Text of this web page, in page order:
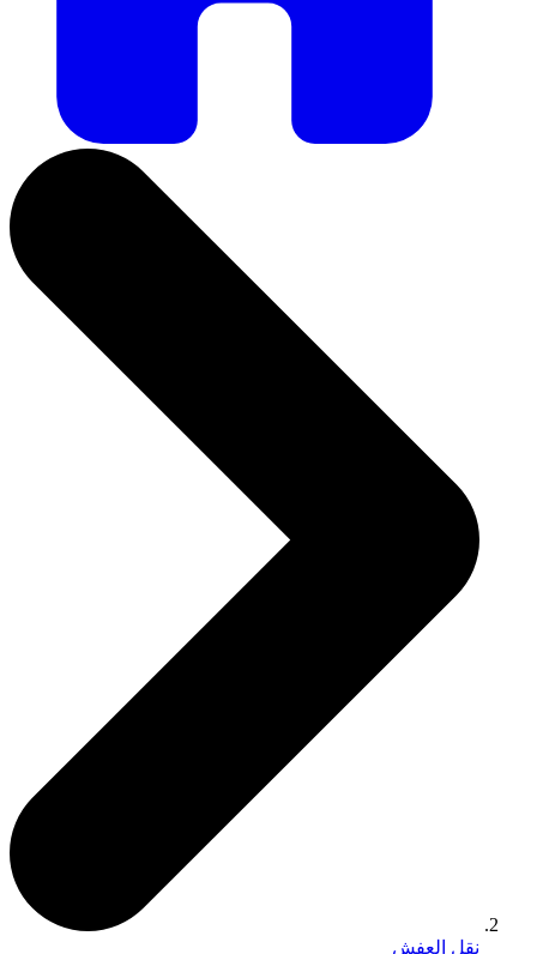
نقل العفش